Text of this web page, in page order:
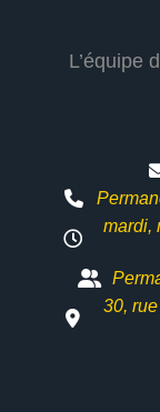
L’équipe
mardi,
30,